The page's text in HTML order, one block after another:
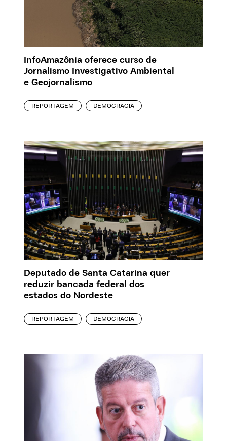
InfoAmazônia oferece curso de
Jornalismo Investigativo Ambiental
e Geojornalismo
REPORTAGEM DEMOCRACIA
Deputado de Santa Catarina quer
reduzir bancada federal dos
estados do Nordeste
REPORTAGEM DEMOCRACIA